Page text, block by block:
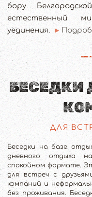
бору
естественный
уединения.
БЕСЕДКИ
ДЛЯ
Беседки на базе
дневного отдыха
спокойном формате.
для встреч с
компаний и
без проживания.